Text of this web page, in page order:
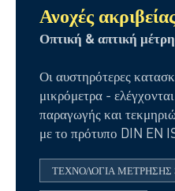
Ανοχές
Οπτική & απτική
Οι αυστηρότερες
μικρόμετρα -
παραγωγής και
με το πρότυπο DIN EN
ΤΕΧΝΟΛΟΓΊΑ ΜΈΤΡΗΣΗΣ